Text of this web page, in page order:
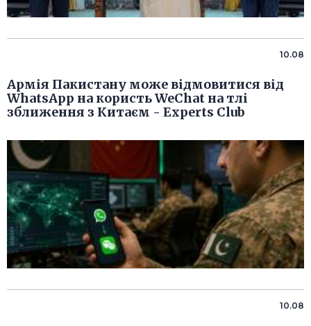
10.08
Армія Пакистану може відмовитися від
WhatsApp на користь WeChat на тлі
зближення з Китаєм - Experts Club
10.08